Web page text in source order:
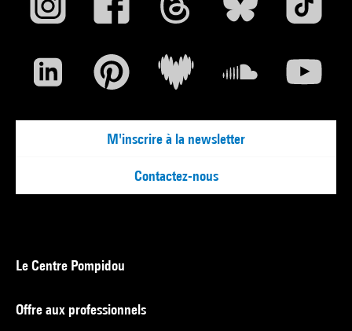
M'inscrire à la newsletter
Contactez-nous
Le Centre Pompidou
Offre aux professionnels